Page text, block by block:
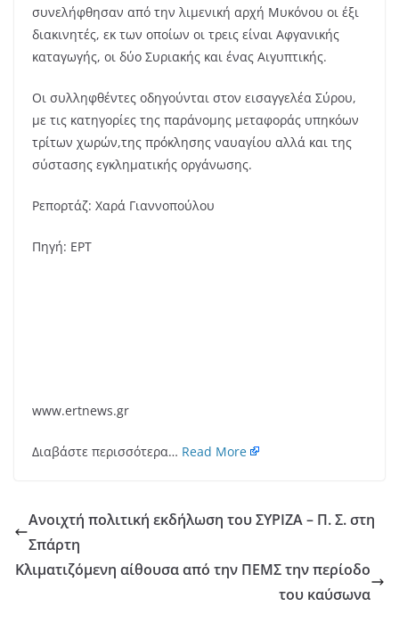
συνελήφθησαν από την λιμενική αρχή Μυκόνου οι έξι
διακινητές, εκ των οποίων οι τρεις είναι Αφγανικής
καταγωγής, οι δύο Συριακής και ένας Αιγυπτικής.
Οι συλληφθέντες οδηγούνται στον εισαγγελέα Σύρου,
με τις κατηγορίες της παράνομης μεταφοράς υπηκόων
τρίτων χωρών,της πρόκλησης ναυαγίου αλλά και της
σύστασης εγκληματικής οργάνωσης.
Ρεπορτάζ: Χαρά Γιαννοπούλου
Πηγή: ΕΡΤ
www.ertnews.gr
Διαβάστε περισσότερα… Read More
Ανοιχτή πολιτική εκδήλωση του ΣΥΡΙΖΑ – Π. Σ. στη
Σπάρτη
Κλιματιζόμενη αίθουσα από την ΠΕΜΣ την περίοδο
του καύσωνα